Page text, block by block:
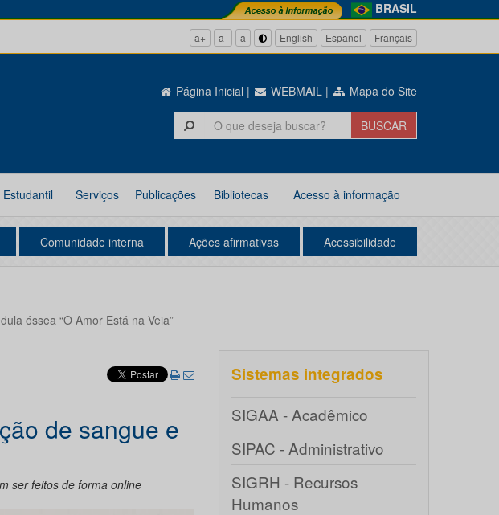
BRASIL
a+ a- a English Español Français
Página Inicial | WEBMAIL | Mapa do Site
Serviços Publicações Bibliotecas Acesso à informação
Comunidade interna Ações afirmativas Acessibilidade
óssea “O Amor Está na Veia”
de sangue e
ser feitos de forma online
Sistemas integrados
SIGAA - Acadêmico
SIPAC - Administrativo
SIGRH - Recursos
Humanos